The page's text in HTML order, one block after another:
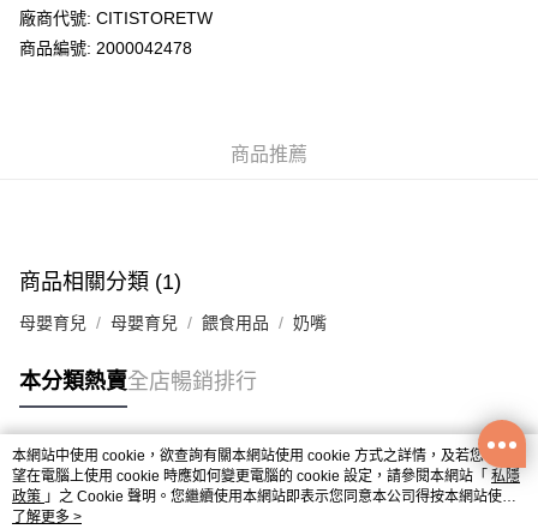
送貨方式
每筆HK$50.00，滿HK$200.00或以上免運費
UNY 門市自取
廠商代號: CITISTORETW
商品編號: 2000042478
商品推薦
商品相關分類 (1)
母嬰育兒 母嬰育兒 餵食用品 奶嘴
本分類熱賣全店暢銷排行
熱門標籤
熱銷排行
本網站中使用 cookie，欲查詢有關本網站使用 cookie 方式之詳情，及若您不希
望在電腦上使用 cookie 時應如何變更電腦的 cookie 設定，請參閱本網站「 私隱
政策 」之 Cookie 聲明。您繼續使用本網站即表示您同意本公司得按本網站使用
條款之 Cookie 聲明使用 cookie。
了解更多 >